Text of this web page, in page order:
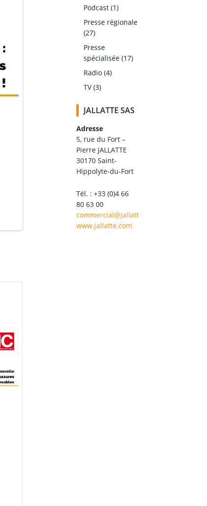
Podcast (1)
Presse régionale
(27)
Presse
spécialisée (17)
Radio (4)
TV(3)
JALLATTE SAS
Adresse
5, rue du Fort –
Pierre JALLATTE
30170 Saint-
Hippolyte-du-Fort
Tél. : +33 (0)4 66
80 63 00
commercial@jallatte.fr
www.jallatte.com